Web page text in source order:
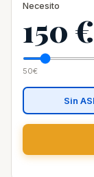
Necesito
150 €
50€
Sin